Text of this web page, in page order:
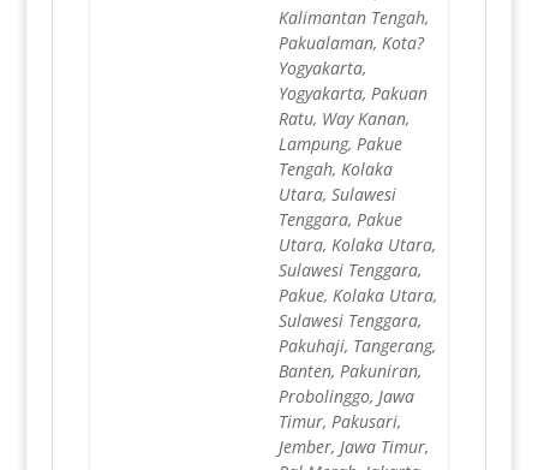
Kalimantan Tengah,
Pakualaman, Kota?
Yogyakarta,
Yogyakarta, Pakuan
Ratu, Way Kanan,
Lampung, Pakue
Tengah, Kolaka
Utara, Sulawesi
Tenggara, Pakue
Utara, Kolaka Utara,
Sulawesi Tenggara,
Pakue, Kolaka Utara,
Sulawesi Tenggara,
Pakuhaji, Tangerang,
Banten, Pakuniran,
Probolinggo, Jawa
Timur, Pakusari,
Jember, Jawa Timur,